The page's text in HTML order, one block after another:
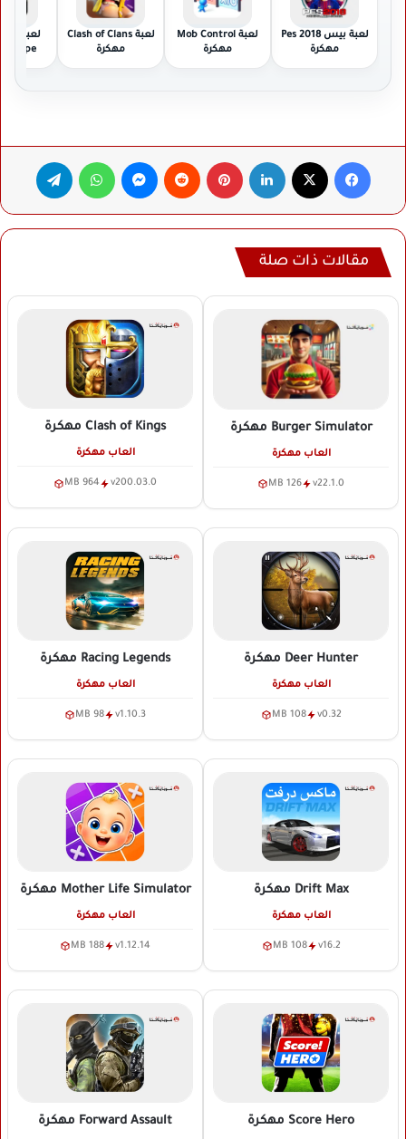
لعبة بيس 2018 Pes
مهكرة
لعبة Mob Control
مهكرة
لعبة Clash of Clans
مهكرة
Europe مهكرة
فيسبوك لينكدإن بينتيريست ماسنجر واتساب
مقالات ذات صلة
Burger Simulator مهكرة
العاب مهكرة
v22.1.0
126 MB
Clash of Kings مهكرة
العاب مهكرة
v200.03.0
964 MB
Deer Hunter مهكرة
العاب مهكرة
v0.32
108 MB
Racing Legends مهكرة
العاب مهكرة
v1.10.3
98 MB
Drift Max مهكرة
العاب مهكرة
v16.2
108 MB
Mother Life Simulator مهكرة
العاب مهكرة
v1.12.14
188 MB
Score Hero مهكرة Forward Assault مهكرة